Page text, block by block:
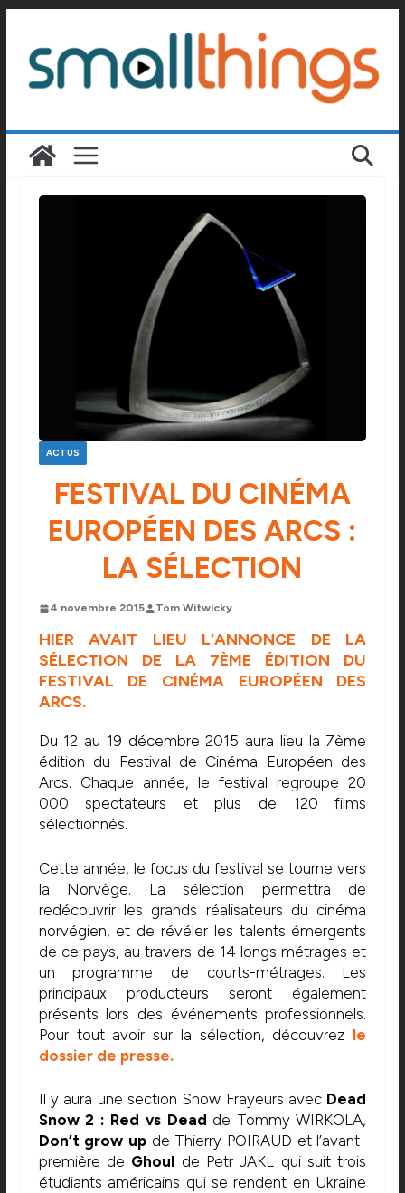
contenu
ACTUS
FESTIVAL DU CINÉMA
EUROPÉEN DES ARCS :
LA SÉLECTION
4 novembre 2015 Tom Witwicky
HIER AVAIT LIEU L’ANNONCE DE LA
SÉLECTION DE LA 7ÈME ÉDITION DU
FESTIVAL DE CINÉMA EUROPÉEN DES
ARCS.
Du 12 au 19 décembre 2015 aura lieu la 7ème
édition du Festival de Cinéma Européen des
Arcs. Chaque année, le festival regroupe 20
000 spectateurs et plus de 120 films
sélectionnés.
Cette année, le focus du festival se tourne vers
la Norvège. La sélection permettra de
redécouvrir les grands réalisateurs du cinéma
norvégien, et de révéler les talents émergents
de ce pays, au travers de 14 longs métrages et
un programme de courts-métrages. Les
principaux producteurs seront également
présents lors des événements professionnels.
Pour tout avoir sur la sélection, découvrez le
dossier de presse.
Il y aura une section Snow Frayeurs avec Dead
Snow 2 : Red vs Dead de Tommy WIRKOLA,
Don’t grow up de Thierry POIRAUD et l’avant-
première de Ghoul de Petr JAKL qui suit trois
étudiants américains qui se rendent en Ukraine